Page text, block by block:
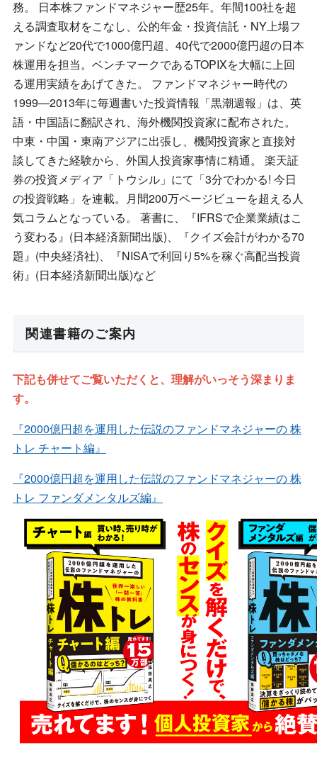
務。 日本株ファンドマネジャー歴25年。年間100社を超
える調査取材をこなし、公的年金・投資信託・NY上場フ
ァンドなど20代で1000億円超、40代で2000億円超の日本
株運用を担当。ベンチマークであるTOPIXを大幅に上回
る運用実績をあげてきた。 ファンドマネジャー時代の
1999―2013年に毎週書いた投資情報「黒潮週報」は、英
語・中国語に翻訳され、海外機関投資家に配布された。
中東・中国・東南アジアに出張し、機関投資家と直接対
談してきた経験から、外国人投資家事情に精通。 楽天証
券の投資メディア「トウシル」にて「3分でわかる! 今日
の投資戦略」を連載。月間200万ページビューを超える人
気コラムとなっている。 著書に、『IFRSで企業業績はこ
う変わる』(日本経済新聞出版)、『クイズ会計がわかる70
題』(中央経済社)、『NISAで利回り5%を稼ぐ高配当投資
術』(日本経済新聞出版)など
関連書籍のご案内
下記も併せてご覧いただくと、理解がいっそう深まりま
す。
『2000億円超を運用した伝説のファンドマネジャーの 株
トレ チャート編』
『2000億円超を運用した伝説のファンドマネジャーの 株
トレ ファンダメンタルズ編』